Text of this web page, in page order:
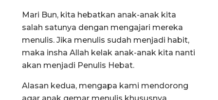
Mari Bun, kita hebatkan anak-anak kita
salah satunya dengan mengajari mereka
menulis. Jika menulis sudah menjadi habit,
maka insha Allah kelak anak-anak kita nanti
akan menjadi Penulis Hebat.
Alasan kedua, mengapa kami mendorong